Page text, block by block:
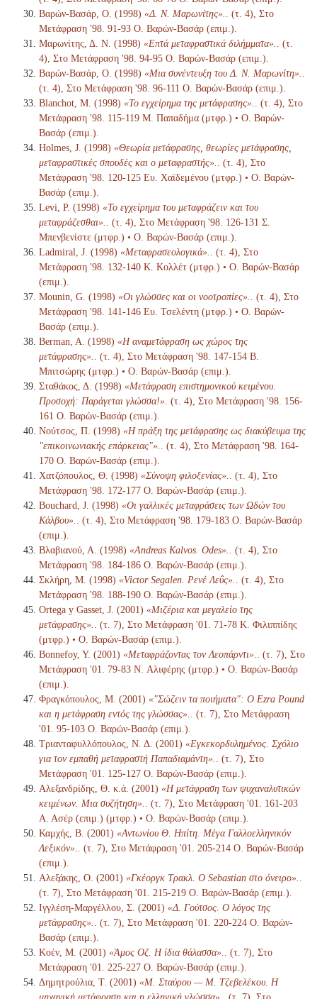
Βαρών-Βασάρ, Ο. (1998) «Δ. Ν. Μαρωνίτης».
. (τ. 4), Στο
Μετάφραση '98. 91-93 Ο. Βαρών-Βασάρ (επιμ.).
Μαρωνίτης, Δ. Ν. (1998) «Επτά μεταφραστικά διλήμματα».
. (τ.
4), Στο Μετάφραση '98. 94-95 Ο. Βαρών-Βασάρ (επιμ.).
Βαρών-Βασάρ, Ο. (1998) «Μια συνέντευξη του Δ. Ν. Μαρωνίτη».
(τ. 4), Στο Μετάφραση '98. 96-111 Ο. Βαρών-Βασάρ (επιμ.).
Blanchot, M. (1998) «Το εγχείρημα της μετάφρασης».
. (τ. 4), Στο
Μετάφραση '98. 115-119 Μ. Παπαδήμα (μτφρ.) • Ο. Βαρών-
Βασάρ (επιμ.).
Holmes, J. (1998) «Θεωρία μετάφρασης, θεωρίες μετάφρασης,
μεταφραστικές σπουδές και ο μεταφραστής».
. (τ. 4), Στο
Μετάφραση '98. 120-125 Ευ. Χαϊδεμένου (μτφρ.) • Ο. Βαρών-
Βασάρ (επιμ.).
Levi, P. (1998) «Το εγχείρημα του μεταφράζειν και του
μεταφράζεσθαι».
. (τ. 4), Στο Μετάφραση '98. 126-131 Σ.
Μπενβενίστε (μτφρ.) • Ο. Βαρών-Βασάρ (επιμ.).
Ladmiral, J. (1998) «Μεταφρασεολογικά».
. (τ. 4), Στο
Μετάφραση '98. 132-140 Κ. Κολλέτ (μτφρ.) • Ο. Βαρών-Βασάρ
(επιμ.).
Mounin, G. (1998) «Οι γλώσσες και οι νοοτροπίες».
. (τ. 4), Στο
Μετάφραση '98. 141-146 Ευ. Τσελέντη (μτφρ.) • Ο. Βαρών-
Βασάρ (επιμ.).
Berman, A. (1998) «Η αναμετάφραση ως χώρος της
μετάφρασης».
. (τ. 4), Στο Μετάφραση '98. 147-154 Β.
Μπιτσώρης (μτφρ.) • Ο. Βαρών-Βασάρ (επιμ.).
Σταθάκος, Δ. (1998) «Μετάφραση επιστημονικού κειμένου.
Προσοχή: Παράγεται γλώσσα!» . (τ. 4), Στο Μετάφραση '98. 156-
161 Ο. Βαρών-Βασάρ (επιμ.).
Νούτσος, Π. (1998) «Η πράξη της μετάφρασης ως διακύβευμα της
"επικοινωνιακής επάρκειας"».
. (τ. 4), Στο Μετάφραση '98. 164-
170 Ο. Βαρών-Βασάρ (επιμ.).
Χατζόπουλος, Θ. (1998) «Σύνοψη φιλοξενίας».
. (τ. 4), Στο
Μετάφραση '98. 172-177 Ο. Βαρών-Βασάρ (επιμ.).
Bouchard, J. (1998) «Οι γαλλικές μεταφράσεις των Ωδών του
Κάλβου».
. (τ. 4), Στο Μετάφραση '98. 179-183 Ο. Βαρών-Βασάρ
(επιμ.).
Βλαβιανού, Α. (1998) «Andreas Kalvos. Odes».
. (τ. 4), Στο
Μετάφραση '98. 184-186 Ο. Βαρών-Βασάρ (επιμ.).
Σκλήρη, Μ. (1998) «Victor Segalen. Ρενέ Λεΰς».
. (τ. 4), Στο
Μετάφραση '98. 188-190 Ο. Βαρών-Βασάρ (επιμ.).
Ortega y Gasset, J. (2001) «Μιζέρια και μεγαλείο της
μετάφρασης».
. (τ. 7), Στο Μετάφραση '01. 71-78 K. Φιλιππίδης
(μτφρ.) • Ο. Βαρών-Βασάρ (επιμ.).
Bonnefoy, Y. (2001) «Μεταφράζοντας τον Λεοπάρντι».
. (τ. 7), Στο
Μετάφραση '01. 79-83 N. Αλιφέρης (μτφρ.) • Ο. Βαρών-Βασάρ
(επιμ.).
Φραγκόπουλος, Μ. (2001) «"Σώζειν τα ποιήματα": Ο Ezra Pound
και η μετάφραση εντός της γλώσσας».
. (τ. 7), Στο Μετάφραση
'01. 95-103 Ο. Βαρών-Βασάρ (επιμ.).
Τριανταφυλλόπουλος, Ν. Δ. (2001) «Εγκεκορδυλημένος. Σχόλιο
για τον εμπαθή μεταφραστή Παπαδιαμάντη».
. (τ. 7), Στο
Μετάφραση '01. 125-127 Ο. Βαρών-Βασάρ (επιμ.).
Αλεξανδρίδης, Θ. κ.ά. (2001) «Η μετάφραση των ψυχαναλυτικών
κειμένων. Μια συζήτηση».
. (τ. 7), Στο Μετάφραση '01. 161-203
Α. Ασέρ (επιμ.) (μτφρ.) • Ο. Βαρών-Βασάρ (επιμ.).
Καμχής, Β. (2001) «Αντωνίου Θ. Ηπίτη. Μέγα Γαλλοελληνικόν
Λεξικόν».
. (τ. 7), Στο Μετάφραση '01. 205-214 Ο. Βαρών-Βασάρ
(επιμ.).
Αλεξάκης, Ο. (2001) «Γκέοργκ Τρακλ. Ο Sebastian στο όνειρο».
(τ. 7), Στο Μετάφραση '01. 215-219 Ο. Βαρών-Βασάρ (επιμ.).
Ιγγλέση-Μαργέλλου, Σ. (2001) «Δ. Γούτσος. Ο λόγος της
μετάφρασης».
. (τ. 7), Στο Μετάφραση '01. 220-224 Ο. Βαρών-
Βασάρ (επιμ.).
Κοέν, Μ. (2001) «Άμος Οζ. Η ίδια θάλασσα».
. (τ. 7), Στο
Μετάφραση '01. 225-227 Ο. Βαρών-Βασάρ (επιμ.).
Δημητρούλια, Τ. (2001) «Μ. Σταύρου — Μ. Τζεβελέκου. Η